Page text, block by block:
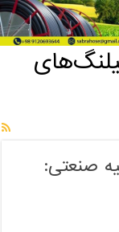
صنعتی: